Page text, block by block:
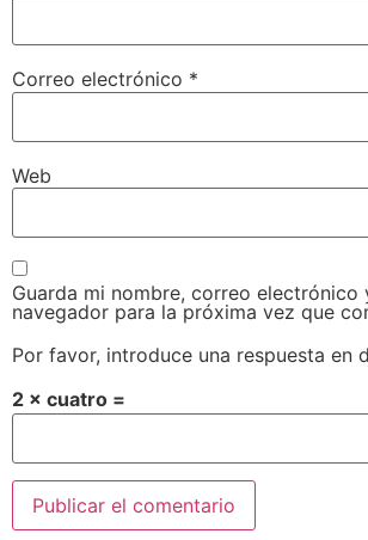
Correo electrónico *
Web
Guarda mi nombre, correo electrónico
navegador para la próxima vez que
Por favor, introduce una respuesta en
2 × cuatro =